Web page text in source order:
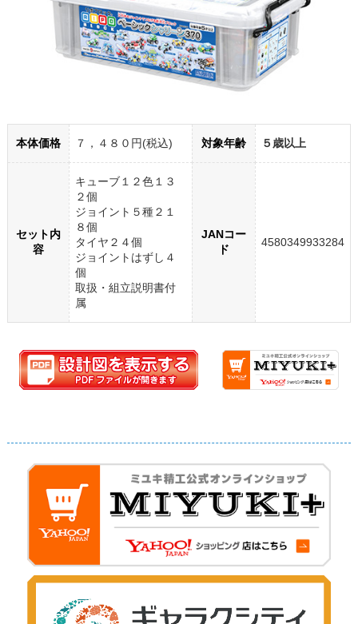
本体価格 ７，４８０円(税込) 対象年齢 ５歳以上
セット内
容
キューブ１２色１３
２個
ジョイント５種２１
８個
タイヤ２４個
ジョイントはずし４
個
取扱・組立説明書付
属
JANコー
ド
4580349933284